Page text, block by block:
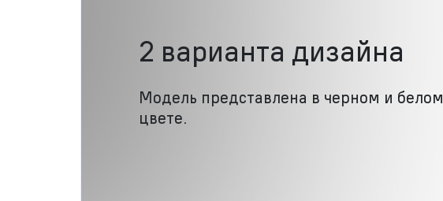
2 варианта дизайна
Модель представлена в черном и белом
цвете.